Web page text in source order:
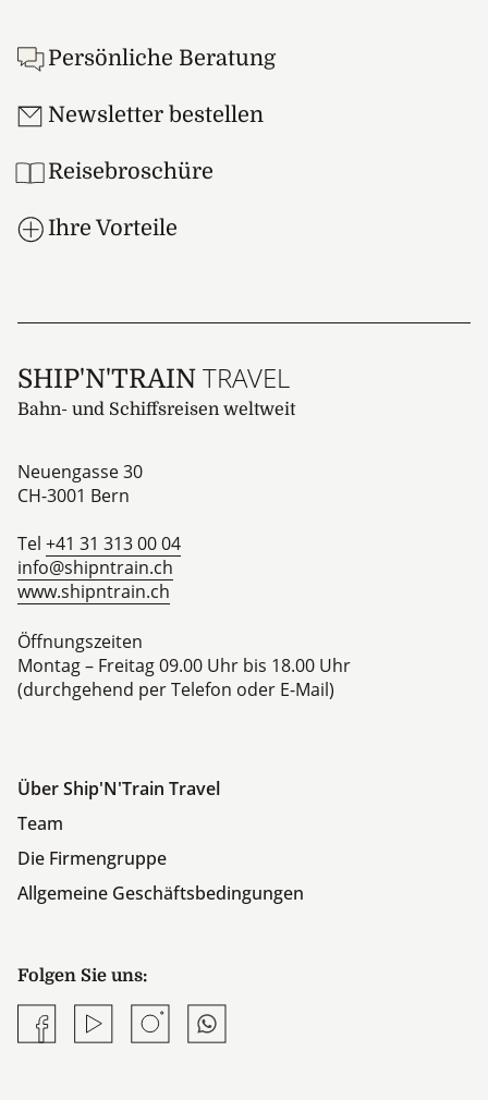
Persönliche Beratung
Newsletter bestellen
Reisebroschüre
Ihre Vorteile
SHIP'N'TRAIN TRAVEL
Bahn- und Schiffsreisen weltweit
Neuengasse 30
CH-3001 Bern
Tel +41 31 313 00 04
info@shipntrain.ch
www.shipntrain.ch
Öffnungszeiten
Montag – Freitag 09.00 Uhr bis 18.00 Uhr
(durchgehend per Telefon oder E-Mail)
Über Ship'N'Train Travel
Team
Die Firmengruppe
Allgemeine Geschäftsbedingungen
Folgen Sie uns:
FacebookYouTubeInstagramWhatsapp